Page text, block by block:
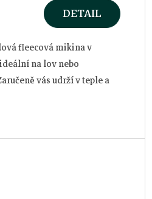
DETAIL
fleecová mikina v
na lov nebo
vás udrží v teple a